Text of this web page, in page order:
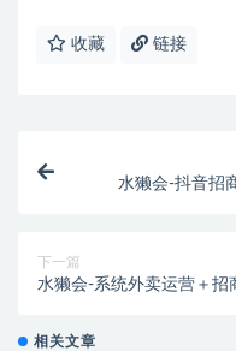
收藏 链接
水獭会-抖音招
下一篇
水獭会-系统外卖运营＋招
相关文章